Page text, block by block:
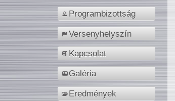
Programbizottság
Versenyhelyszín
Kapcsolat
Galéria
Eredmények